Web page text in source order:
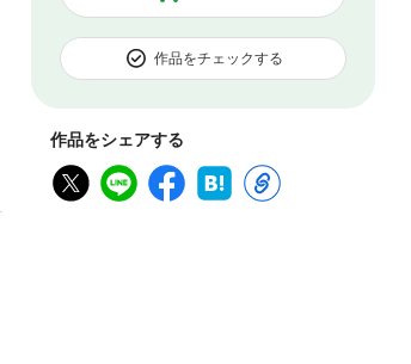
作品をチェックする
作品をシェアする